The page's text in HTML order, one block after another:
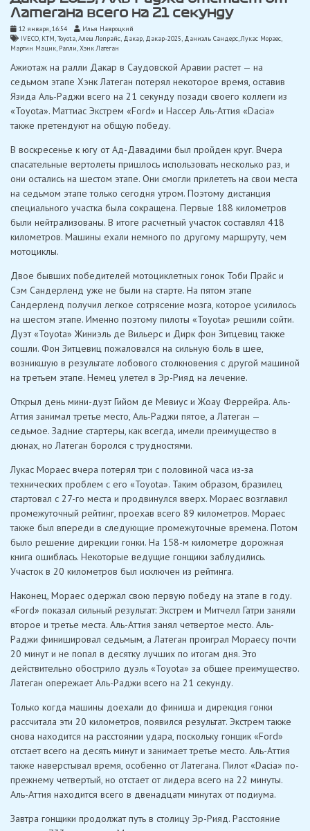
Латегана всего на 21 секунду
12 января, 16:54
Илья Навроцкий
IVECO, KTM,Toyota,Алеш Лопрайс, Дакар, Дакар-2025, Даниэль Сандерс,Лукас Мораес
Мартин Мацик, Ралли,Хэнк Латеган
Ажиотаж на ралли Дакар в Саудовской Аравии растет — на
седьмом этапе Хэнк Латеган потерял некоторое время, оставив
Язида Аль-Раджи всего на 21 секунду позади своего коллеги из
«Toyota». Маттиас Экстрем «Ford» и Нассер Аль-Аттия «Dacia»
также претендуют на общую победу.
В воскресенье к югу от Ад-Давадими был пройден круг. Вчера
спасательные вертолеты пришлось использовать несколько раз, и
они остались на шестом этапе. Они смогли прилететь на свои места
на седьмом этапе только сегодня утром. Поэтому дистанция
специального участка была сокращена. Первые 188 километров
были нейтрализованы. В итоге расчетный участок составлял 418
километров. Машины ехали немного по другому маршруту, чем
мотоциклы.
Двое бывших победителей мотоциклетных гонок Тоби Прайс и
Сэм Сандерленд уже не были на старте. На пятом этапе
Сандерленд получил легкое сотрясение мозга, которое усилилось
на шестом этапе. Именно поэтому пилоты «Toyota» решили сойти.
Дуэт «Toyota» Жиниэль де Вильерс и Дирк фон Зитцевиц также
сошли. Фон Зитцевиц пожаловался на сильную боль в шее,
возникшую в результате лобового столкновения с другой машиной
на третьем этапе. Немец улетел в Эр-Рияд на лечение.
Открыл день мини-дуэт Гийом де Мевиус и Жоау Феррейра. Аль-
Аттия занимал третье место, Аль-Раджи пятое, а Латеган —
седьмое. Задние стартеры, как всегда, имели преимущество в
дюнах, но Латеган боролся с трудностями.
Лукас Мораес вчера потерял три с половиной часа из-за
технических проблем с его «Toyota». Таким образом, бразилец
стартовал с 27-го места и продвинулся вверх. Мораес возглавил
промежуточный рейтинг, проехав всего 89 километров. Мораес
также был впереди в следующие промежуточные времена. Потом
было решение дирекции гонки. На 158-м километре дорожная
книга ошиблась. Некоторые ведущие гонщики заблудились.
Участок в 20 километров был исключен из рейтинга.
Наконец, Мораес одержал свою первую победу на этапе в году.
«Ford» показал сильный результат: Экстрем и Митчелл Гатри заняли
второе и третье места. Аль-Аттия занял четвертое место. Аль-
Раджи финишировал седьмым, а Латеган проиграл Мораесу почти
20 минут и не попал в десятку лучших по итогам дня. Это
действительно обострило дуэль «Toyota» за общее преимущество.
Латеган опережает Аль-Раджи всего на 21 секунду.
Только когда машины доехали до финиша и дирекция гонки
рассчитала эти 20 километров, появился результат. Экстрем также
снова находится на расстоянии удара, поскольку гонщик «Ford»
отстает всего на десять минут и занимает третье место. Аль-Аттия
также наверстывал время, особенно от Латегана. Пилот «Dacia» по-
прежнему четвертый, но отстает от лидера всего на 22 минуты.
Аль-Аттия находится всего в двенадцати минутах от подиума.
Завтра гонщики продолжат путь в столицу Эр-Рияд. Расстояние